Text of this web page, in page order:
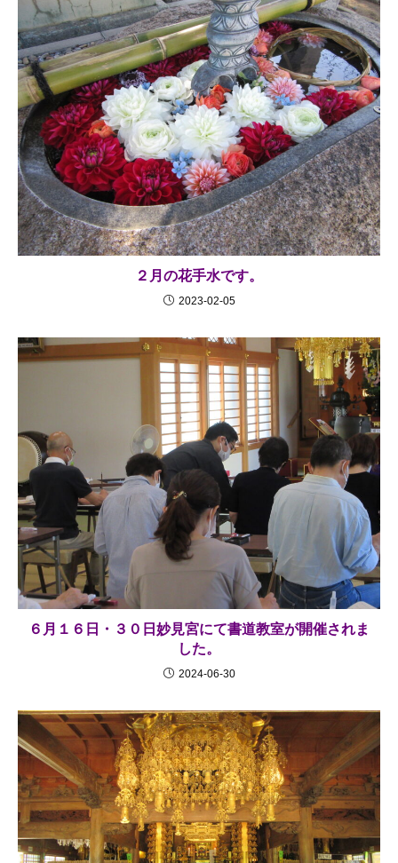
２月の花手水です。
2023-02-05
６月１６日・３０日妙見宮にて書道教室が開催されま
した。
2024-06-30